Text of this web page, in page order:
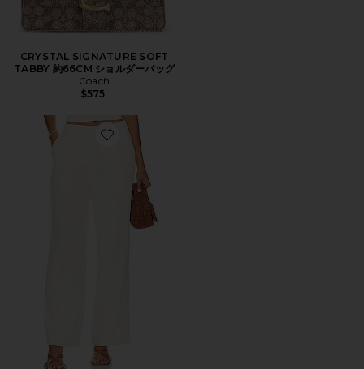
CRYSTAL SIGNATURE SOFT
TABBY 約66CM ショルダーバッグ
Coach
$575
Favorite ROMA パンツ